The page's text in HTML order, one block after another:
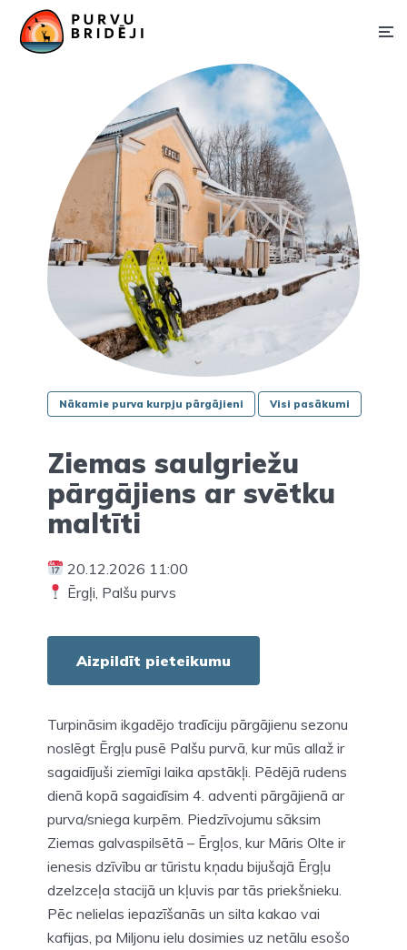
Nākamie purva kurpju pārgājieni Visi pasākumi
Ziemas saulgriežu
pārgājiens ar svētku
maltīti
20.12.2026 11:00
Ērgļi, Palšu purvs
Aizpildīt pieteikumu
Turpināsim ikgadējo tradīciju pārgājienu sezonu
noslēgt Ērgļu pusē Palšu purvā, kur mūs allaž ir
sagaidījuši ziemīgi laika apstākļi. Pēdējā rudens
dienā kopā sagaidīsim 4. adventi pārgājienā ar
purva/sniega kurpēm. Piedzīvojumu sāksim
Ziemas galvaspilsētā – Ērgļos, kur Māris Olte ir
ienesis dzīvību ar tūristu kņadu bijušajā Ērgļu
dzelzceļa stacijā un kļuvis par tās priekšnieku.
Pēc nelielas iepazīšanās un silta kakao vai
kafijas, pa Miljonu ielu dosimies uz netālu esošo